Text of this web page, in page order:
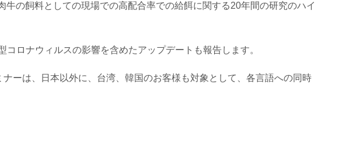
の飼料としての現場での高配合率での給餌に関する20年間の研究のハイ
ロナウィルスの影響を含めたアップデートも報告します。
ーは、日本以外に、台湾、韓国のお客様も対象として、各言語への同時